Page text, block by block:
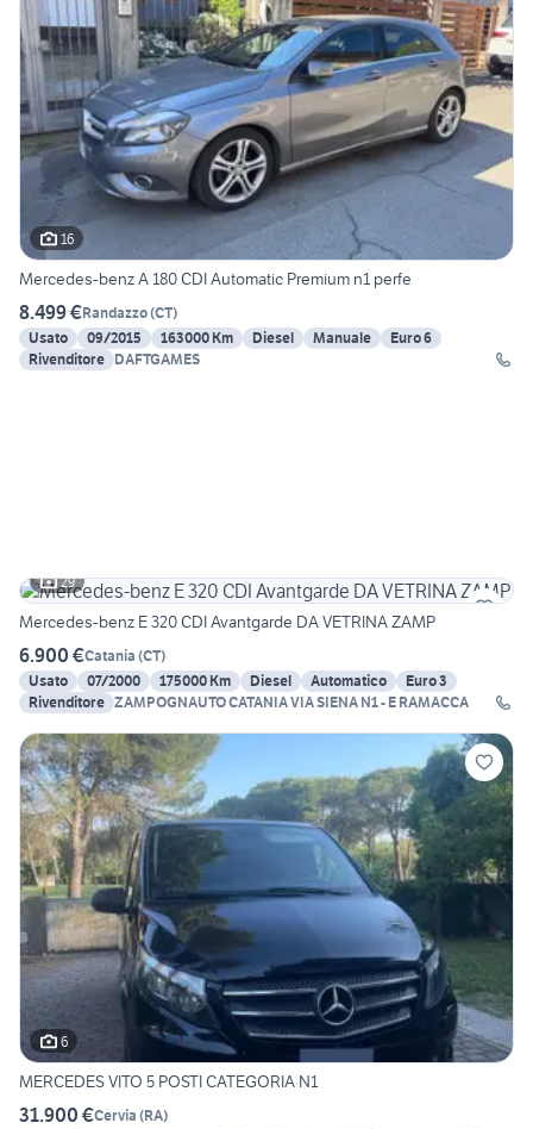
16
Mercedes-benz A 180 CDI Automatic Premium n1 perfe
8.499 €Randazzo(CT)
Usato
09/2015 163000 Km Diesel Manuale
Euro 6
Rivenditore DAFTGAMES
29
Mercedes-benz E 320 CDI Avantgarde DA VETRINA ZAMP
6.900 €Catania (CT)
Usato
07/2000 175000 Km Diesel Automatico
Euro 3
Rivenditore
ZAMPOGNAUTO CATANIA VIA SIENA N1 - E RAMACCA
6
MERCEDES VITO 5 POSTI CATEGORIA N1
31.900 €Cervia (RA)